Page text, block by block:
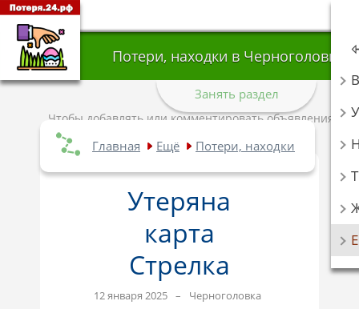
Главная Ещё Потери, находки
Потери, находки в Черноголовке
Занять раздел
Чтобы добавлять или комментировать объявления,
авторизуйтесь
Утеряна
карта
Стрелка
12 января 2025 – Черноголовка